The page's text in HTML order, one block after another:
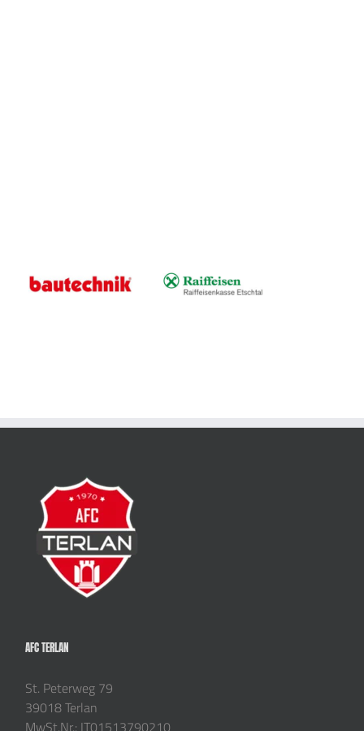
AFC TERLAN
St. Peterweg 79
39018 Terlan
MwSt.Nr.: IT01513790210